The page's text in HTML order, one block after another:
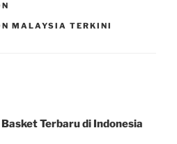
MALAYSIA TERKINI
Terbaru di Indonesia